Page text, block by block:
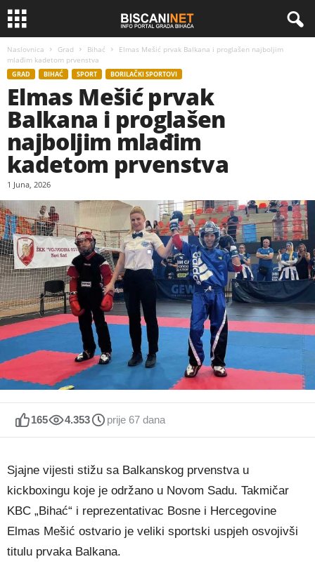
Naslovnica Grad Bihać
Elmas Mešić prvak Balkana i proglašen najboljim
mlađim kadetom prvenstva
GRAD BIHAĆ SPORT BORILAČKI SPORTOVI
Elmas Mešić prvak
Balkana i proglašen
najboljim mlađim
kadetom prvenstva
1 Juna, 2026
165 4.353 prije 67 dana
Sjajne vijesti stižu sa Balkanskog prvenstva u
kickboxingu koje je održano u Novom Sadu. Takmičar
KBC „Bihać“ i reprezentativac Bosne i Hercegovine
Elmas Mešić ostvario je veliki sportski uspjeh osvojivši
titulu prvaka Balkana.